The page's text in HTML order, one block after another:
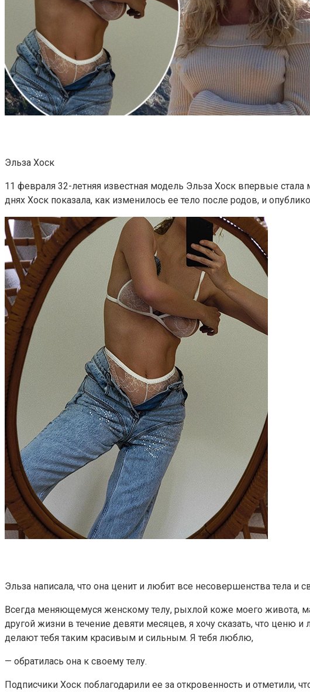
Эльза Хоск
11 февраля 32-летняя известная модель Эльза Хоск впервые
днях Хоск показала, как изменилось ее тело после родов, и
Эльза написала, что она ценит и любит все несовершенства тела и
Всегда меняющемуся женскому телу, рыхлой коже моего живота,
другой жизни в течение девяти месяцев, я хочу сказать, что ценю
делают тебя таким красивым и сильным. Я тебя люблю,
— обратилась она к своему телу.
Подписчики Хоск поблагодарили ее за откровенность и отметили,